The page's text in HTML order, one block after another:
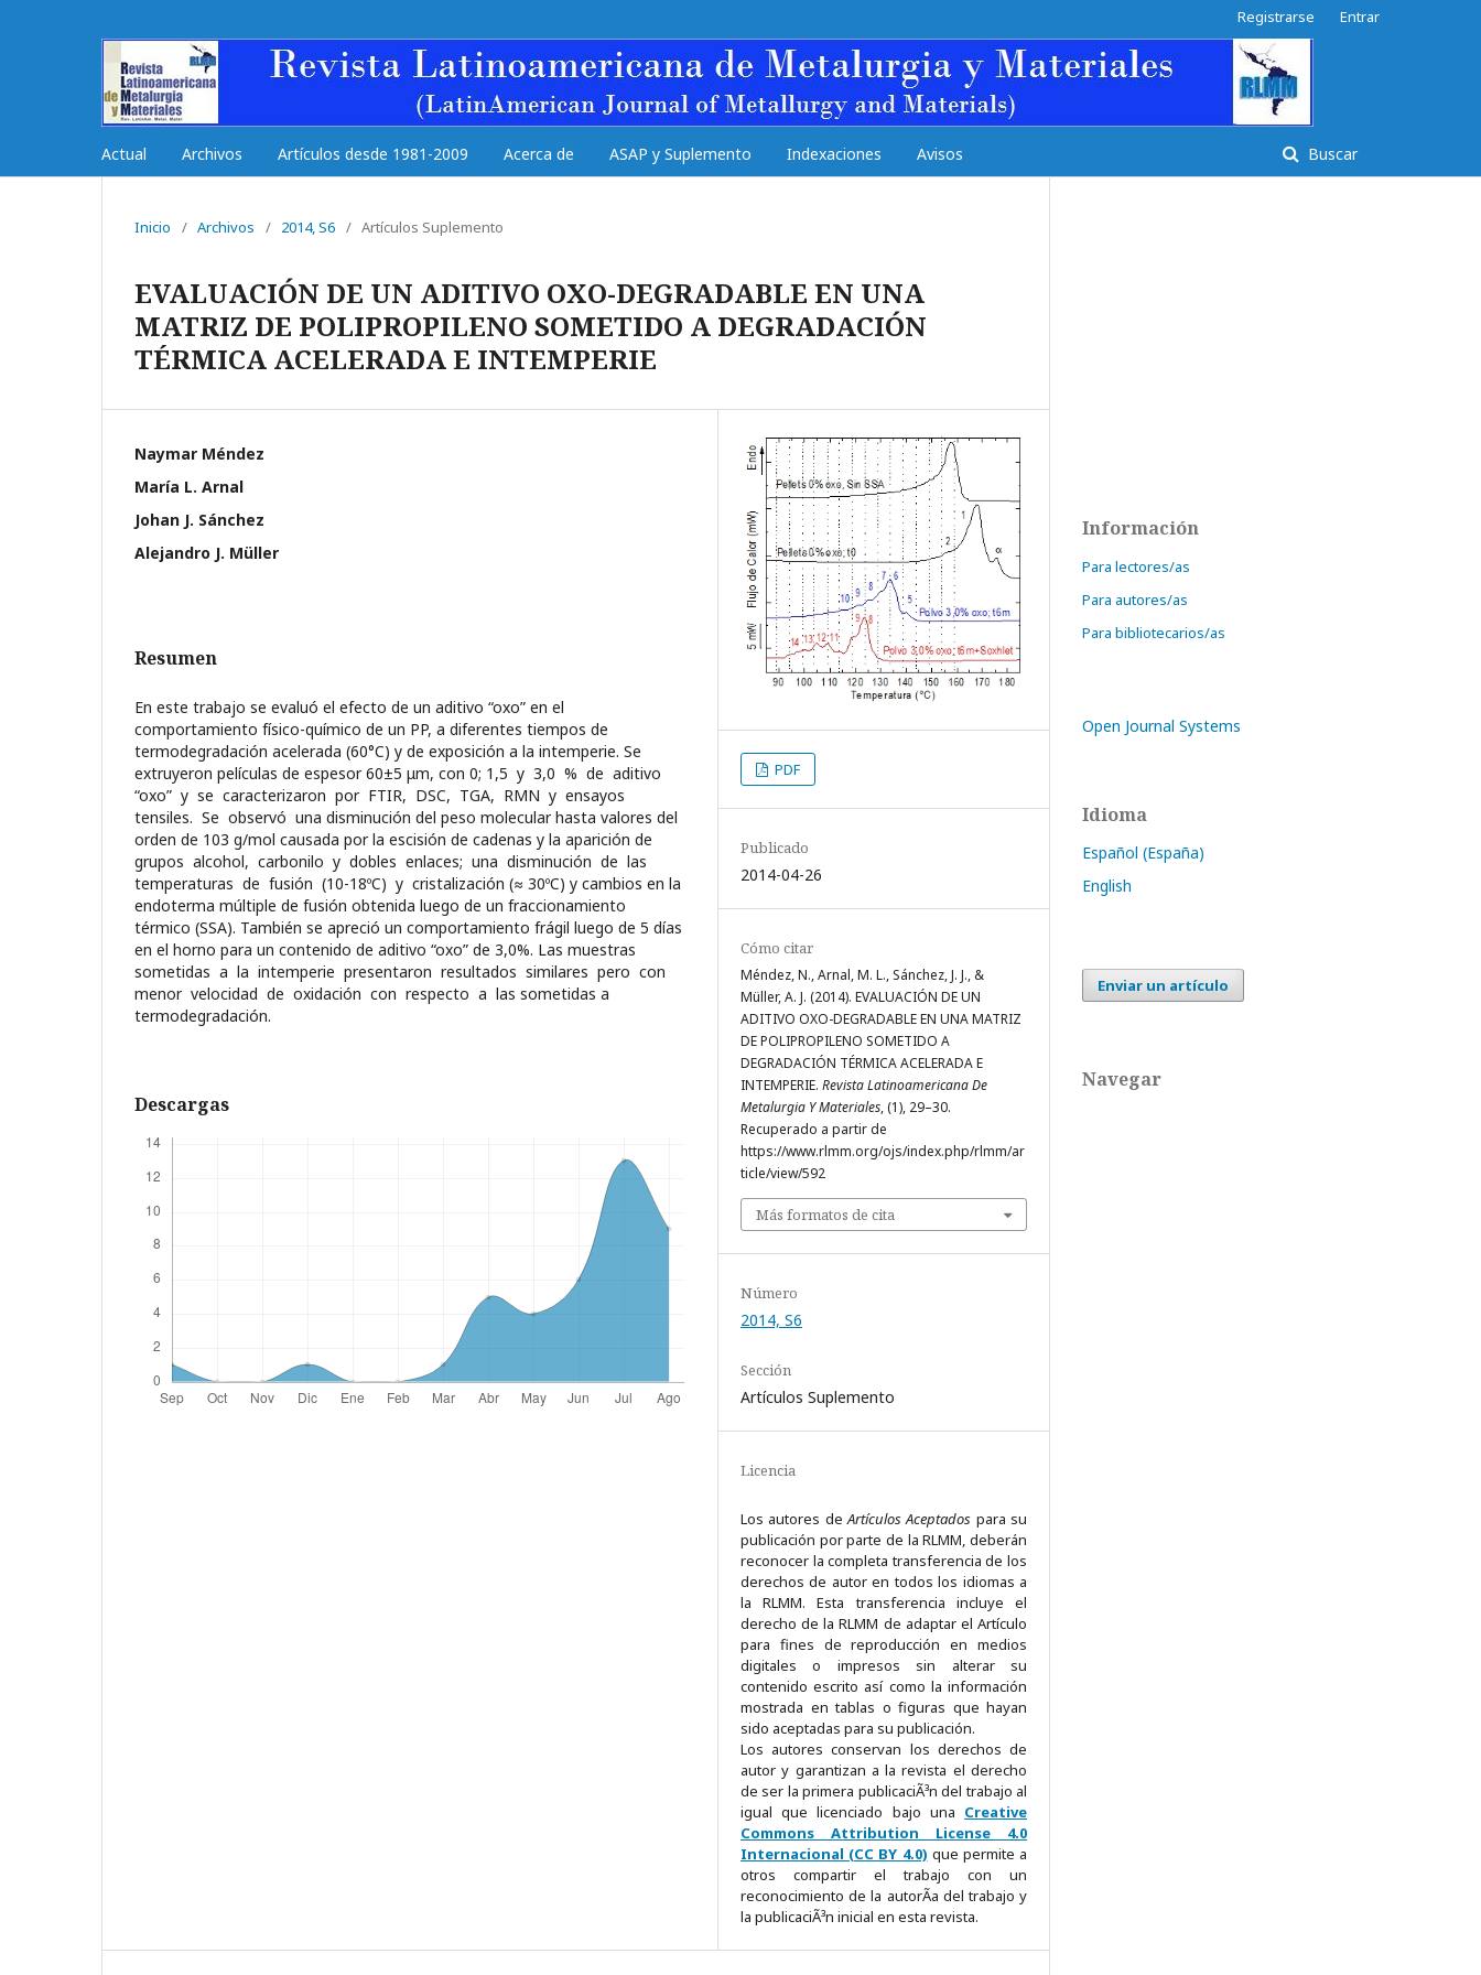
Actual Archivos Artículos desde 1981-2009 Acerca de ASAP y Suplemento Indexaciones Avisos Buscar
Registrarse Entrar
Inicio / Archivos / 2014, S6 / Artí­culos Suplemento
EVALUACIÓN DE UN ADITIVO OXO-DEGRADABLE EN UNA
MATRIZ DE POLIPROPILENO SOMETIDO A DEGRADACIÓN
TÉRMICA ACELERADA E INTEMPERIE
Naymar Méndez
Marí­a L. Arnal
Johan J. Sánchez
Alejandro J. Müller
Resumen
En este trabajo se evaluó el efecto de un aditivo “oxo” en el
comportamiento físico-químico de un PP, a diferentes tiempos de
termodegradación acelerada (60°C) y de exposición a la intemperie. Se
extruyeron películas de espesor 60±5 μm, con 0; 1,5 y 3,0 % de aditivo
“oxo” y se caracterizaron por FTIR, DSC, TGA, RMN y ensayos
tensiles. Se observó una disminución del peso molecular hasta valores del
orden de 103 g/mol causada por la escisión de cadenas y la aparición de
grupos alcohol, carbonilo y dobles enlaces; una disminución de las
temperaturas de fusión (10-18ºC) y cristalización (≈ 30ºC) y cambios en la
endoterma múltiple de fusión obtenida luego de un fraccionamiento
térmico (SSA). También se apreció un comportamiento frágil luego de 5 días
en el horno para un contenido de aditivo “oxo” de 3,0%. Las muestras
sometidas a la intemperie presentaron resultados similares pero con
menor velocidad de oxidación con respecto a las sometidas a
termodegradación.
Descargas
PDF
Publicado
2014-04-26
Cómo citar
Méndez, N., Arnal, M. L., Sánchez, J. J., &
Müller, A. J. (2014). EVALUACIÓN DE UN
ADITIVO OXO-DEGRADABLE EN UNA MATRIZ
DE POLIPROPILENO SOMETIDO A
DEGRADACIÓN TÉRMICA ACELERADA E
INTEMPERIE. Revista Latinoamericana De
Metalurgia Y Materiales, (1), 29–30.
Recuperado a partir de
https://www.rlmm.org/ojs/index.php/rlmm/ar
ticle/view/592
Más formatos de cita
Número
2014, S6
Sección
Artí­culos Suplemento
Licencia
Los autores deArtículos Aceptados para su
publicación por parte de la RLMM, deberán
reconocer la completa transferencia de los
derechos de autor en todos los idiomas a
la RLMM. Esta transferencia incluye el
derecho de la RLMM de adaptar el Artículo
para fines de reproducción en medios
digitales o impresos sin alterar su
contenido escrito así como la información
mostrada en tablas o figuras que hayan
sido aceptadas para su publicación.
Los autores conservan los derechos de
autor y garantizan a la revista el derecho
de ser la primera publicaciÃ³n del trabajo al
igual que licenciado bajo una Creative
Commons Attribution License 4.0
Internacional (CC BY 4.0) que permite a
otros compartir el trabajo con un
reconocimiento de la autorÃ­a del trabajo y
la publicaciÃ³n inicial en esta revista.
Información
Para lectores/as
Para autores/as
Para bibliotecarios/as
Open Journal Systems
Idioma
Español (España)
English
Enviar un artículo
Navegar